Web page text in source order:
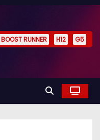
RUNNER H12 G5